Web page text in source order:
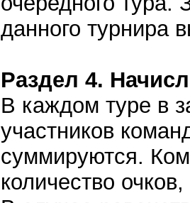
данного турнира
Раздел 4.
В каждом туре в
участников
суммируются.
количество